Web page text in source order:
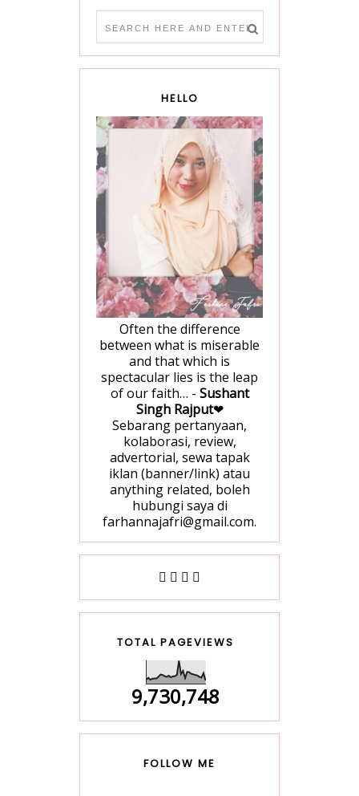
HELLO
Often the difference
between what is miserable
and that which is
spectacular lies is the leap
of our faith… - Sushant
Singh Rajput❤
Sebarang pertanyaan,
kolaborasi, review,
advertorial, sewa tapak
iklan (banner/link) atau
anything related, boleh
hubungi saya di
farhannajafri@gmail.com.
TOTAL PAGEVIEWS
9,730,748
FOLLOW ME